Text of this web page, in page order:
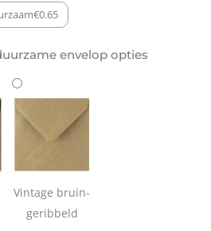
€0.65
envelop opties
Vintage bruin-
geribbeld